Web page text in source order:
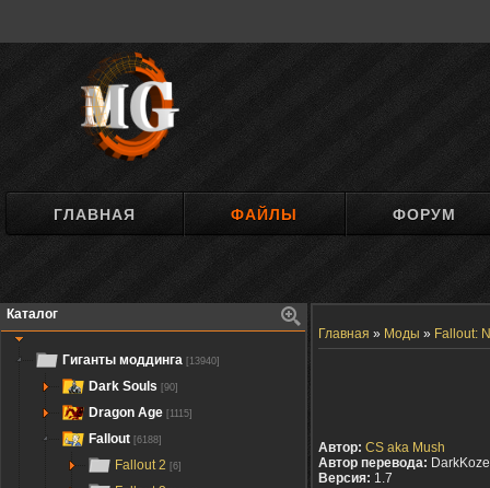
ГЛАВНАЯ ФАЙЛЫ ФОРУМ
Каталог
Гиганты моддинга [13940]
Dark Souls [90]
Dragon Age [1115]
Fallout [6188]
Fallout 2 [6]
Главная » Моды » Fallout:
Автор: CS aka Mush
Автор перевода:
Версия: 1.7